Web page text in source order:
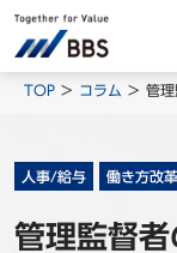
サー
TOP コラム 管理
人事/給与 働き方改革
管理監督